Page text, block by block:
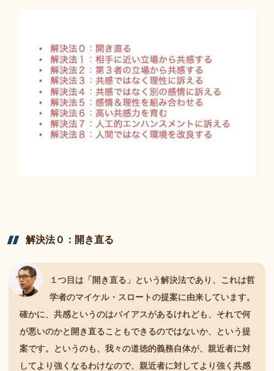
解決法０： 開き直る
１つ目は「開き直る」という解決法であり、これは哲
学者のマイケル・スロートの提案に由来しています。
確かに、共感というのはバイアスがあるけれども、それで何
が悪いのかと開き直ることもできるのではないか、という提
案です。というのも、我々の道徳的義務自体が、親近者に対
してより強くなるわけなので、親近者に対してより強く共感